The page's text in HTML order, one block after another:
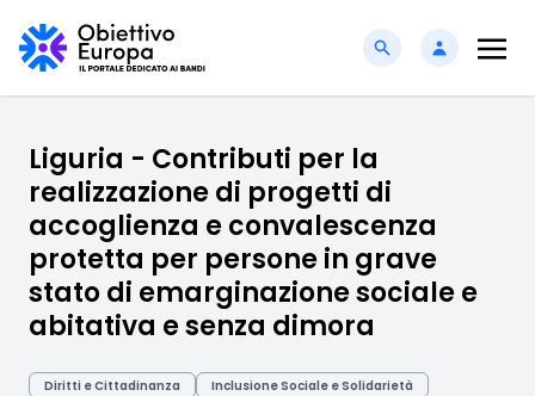
Liguria - Contributi per la
realizzazione di progetti di
accoglienza e convalescenza
protetta per persone in grave
stato di emarginazione sociale e
abitativa e senza dimora
Diritti e Cittadinanza
Inclusione Sociale e Solidarietà